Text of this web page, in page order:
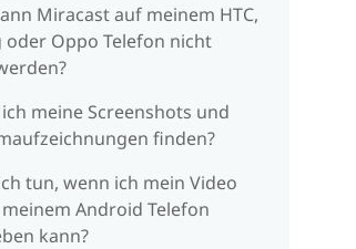
Miracast auf meinem HTC,
oder Oppo Telefon nicht
meine Screenshots und
finden?
tun, wenn ich mein Video
Android Telefon
kann?